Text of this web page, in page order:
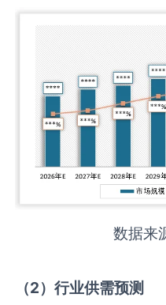
数据来
（2）行业供需预测